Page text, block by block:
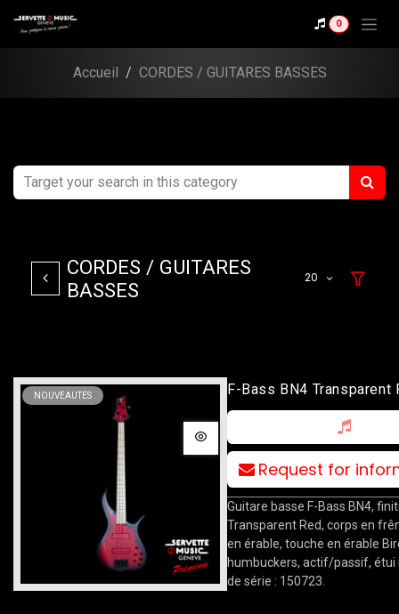
0
Accueil CORDES / GUITARES BASSES
CORDES / GUITARES
BASSES
20
NOUVEAUTES F-Bass BN4 Transparent
Request for
Guitare basse F-Bass BN4,
Transparent Red, corps en
en érable, touche en érable
humbuckers, actif/passif, étui
de série : 150723.